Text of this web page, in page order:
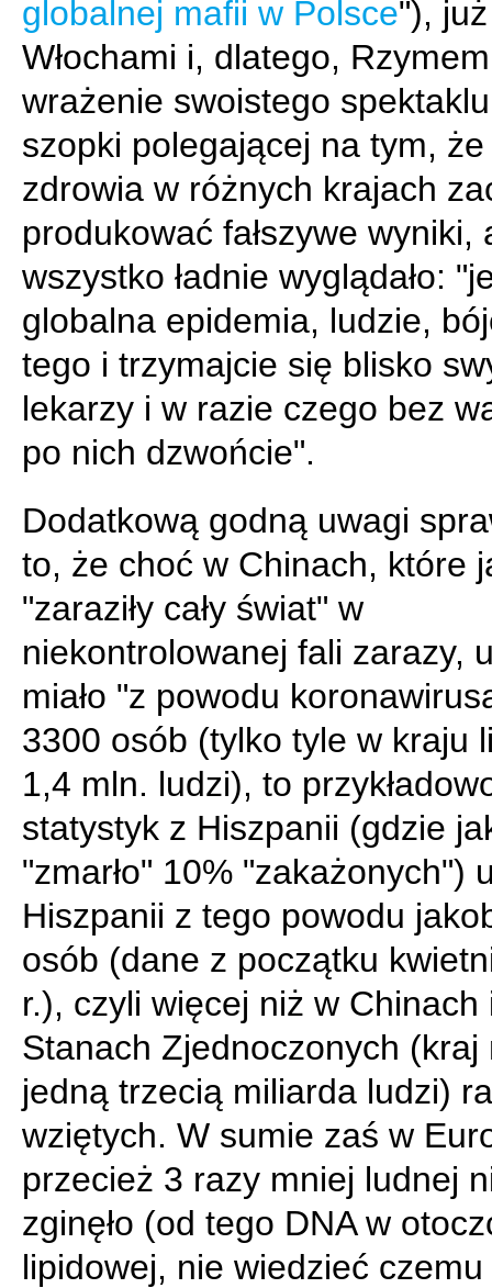
globalnej mafii w Polsce"),
Włochami i, dlatego,
wrażenie swoistego
szopki polegającej na tym, że
zdrowia w różnych krajach
produkować fałszywe wyniki,
wszystko ładnie wyglądało:
globalna epidemia, ludzie,
tego i trzymajcie się blisko
lekarzy i w razie czego bez
po nich dzwońcie".
Dodatkową godną uwagi
to, że choć w Chinach, które
"zaraziły cały świat" w
niekontrolowanej fali zarazy,
miało "z powodu
3300 osób (tylko tyle w kraju
1,4 mln. ludzi), to
statystyk z Hiszpanii (gdzie
"zmarło" 10% "zakażonych")
Hiszpanii z tego powodu
osób (dane z początku
r.), czyli więcej niż w Chinach
Stanach Zjednoczonych (kraj
jedną trzecią miliarda ludzi)
wziętych. W sumie zaś w
przecież 3 razy mniej ludnej
zginęło (od tego DNA w
lipidowej, nie wiedzieć